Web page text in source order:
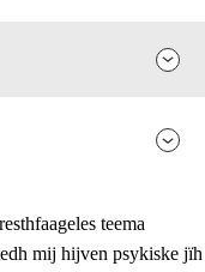
teema
mij hijven psykiske jïh